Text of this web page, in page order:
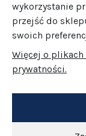
wykorzystanie
przejść do
swoich
Więcej o plikach
prywatności.